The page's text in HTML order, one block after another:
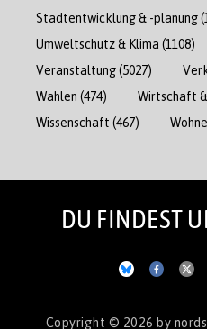
Stadtentwicklung & -planung
Umweltschutz & Klima (1108)
Veranstaltung(5027)
Wahlen (474) Wirtschaft
Wissenschaft (467)
DU FINDEST
Copyright © 2026 by